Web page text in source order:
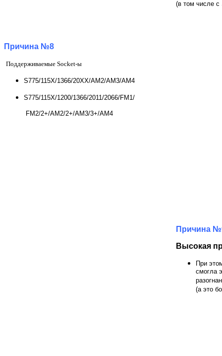
(в том числе с
Причина №8
Поддерживаемые Socket-ы
S775/115X/1366/20XX/AM2/AM3/AM4
S775/115X/1200/1366/2011/2066/FM1/
FM2/2+/AM2/2+/AM3/3+/AM4
Причина
Высокая
При
смогла
(а это